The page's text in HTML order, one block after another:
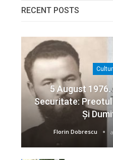
RECENT POSTS
5 August
Securitate:
Și
Florin Dobrescu